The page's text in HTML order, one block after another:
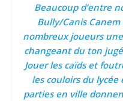
Beaucoup d’entre
Bully/Canis
nombreux joueurs une
changeant du ton
Jouer les caïds et
les couloirs du
parties en ville